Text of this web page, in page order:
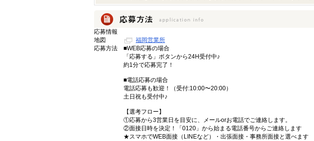
応募情報
地図
福岡営業所
応募方法
■WEB応募の場合
「応募する」ボタンから24H受付中♪
約1分で応募完了！
■電話応募の場合
電話応募も歓迎！（受付:10:00〜20:00）
土日祝も受付中♪
【選考フロー】
①応募から3営業日を目安に、メールorお電話でご連絡します。
②面接日時を決定！「0120」から始まる電話番号からご連絡します
★スマホでWEB面接（LINEなど）・出張面接・事務所面接と選べます